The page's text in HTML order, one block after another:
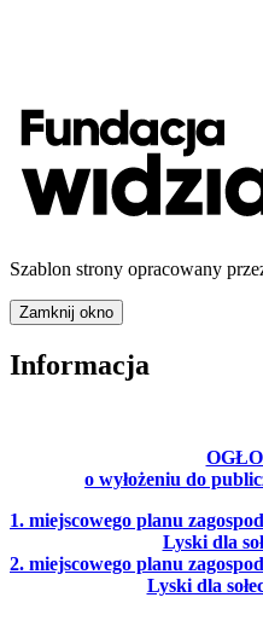
Szablon strony opracowany
Zamknij okno
Informacja
o wyłożeniu do
1. miejscowego planu
Lyski dla
2. miejscowego planu
Lyski dla